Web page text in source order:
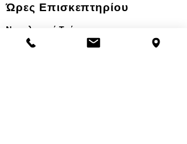
Ώρες Επισκεπτηρίου
Νοσηλευτικά Τμήματα
Χειμερινό ωράριο: 11.00-13.00
17.30-19.30